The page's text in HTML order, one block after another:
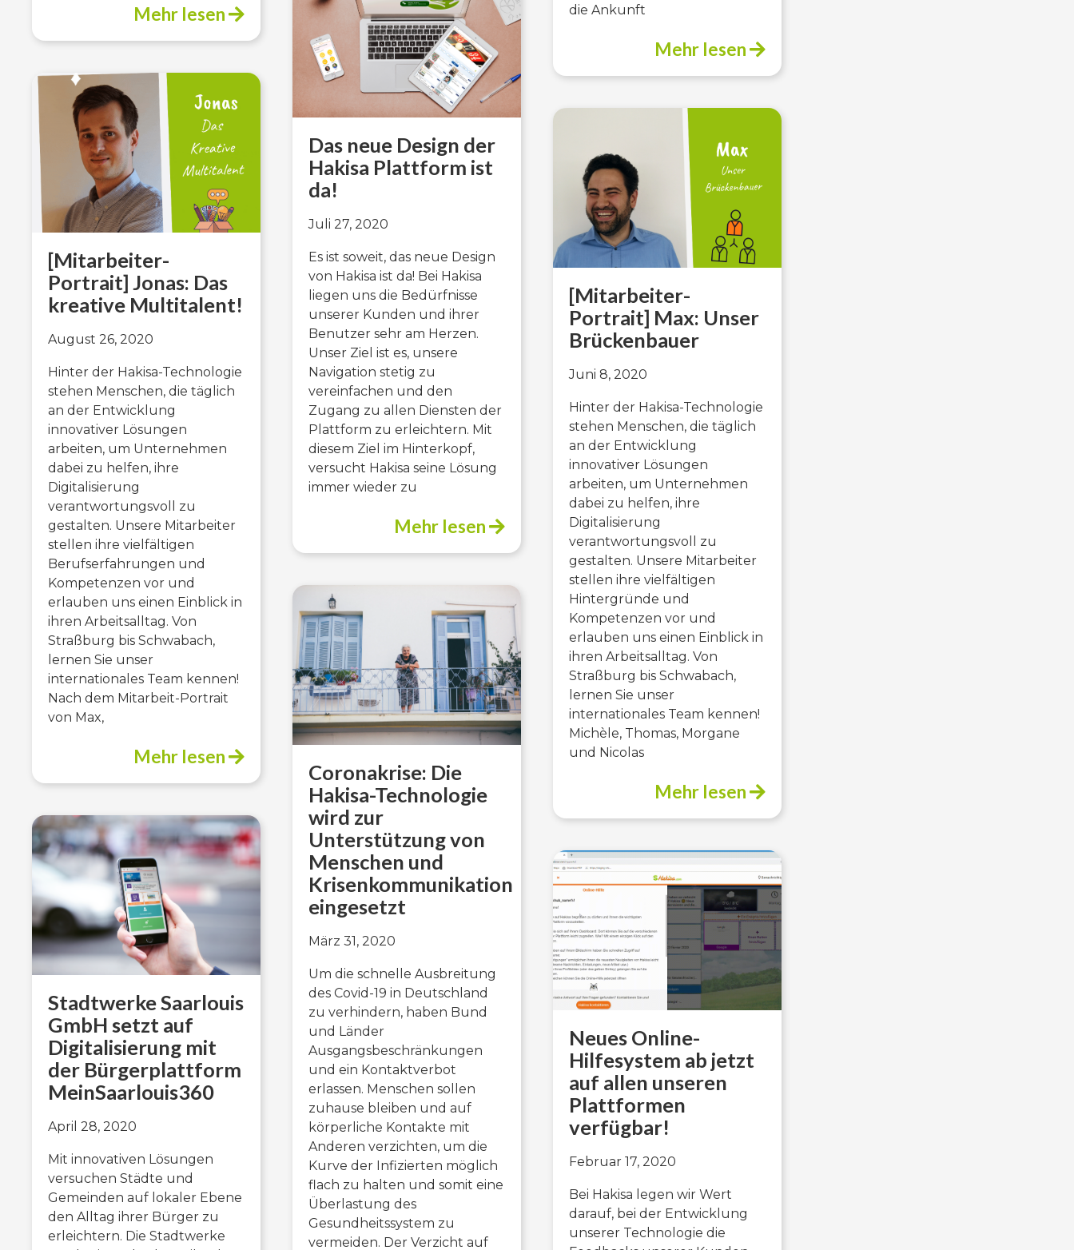
Mehr lesen
die Ankunft
Mehr lesen
[Mitarbeiter-
Portrait] Jonas: Das
kreative Multitalent!
August 26, 2020
Hinter der Hakisa-Technologie
stehen Menschen, die täglich
an der Entwicklung
innovativer Lösungen
arbeiten, um Unternehmen
dabei zu helfen, ihre
Digitalisierung
verantwortungsvoll zu
gestalten. Unsere Mitarbeiter
stellen ihre vielfältigen
Berufserfahrungen und
Kompetenzen vor und
erlauben uns einen Einblick in
ihren Arbeitsalltag. Von
Straßburg bis Schwabach,
lernen Sie unser
internationales Team kennen!
Nach dem Mitarbeit-Portrait
von Max,
Mehr lesen
Das neue Design der
Hakisa Plattform ist
da!
Juli 27, 2020
Es ist soweit, das neue Design
von Hakisa ist da! Bei Hakisa
liegen uns die Bedürfnisse
unserer Kunden und ihrer
Benutzer sehr am Herzen.
Unser Ziel ist es, unsere
Navigation stetig zu
vereinfachen und den
Zugang zu allen Diensten der
Plattform zu erleichtern. Mit
diesem Ziel im Hinterkopf,
versucht Hakisa seine Lösung
immer wieder zu
Mehr lesen
[Mitarbeiter-
Portrait] Max: Unser
Brückenbauer
Juni 8, 2020
Hinter der Hakisa-Technologie
stehen Menschen, die täglich
an der Entwicklung
innovativer Lösungen
arbeiten, um Unternehmen
dabei zu helfen, ihre
Digitalisierung
verantwortungsvoll zu
gestalten. Unsere Mitarbeiter
stellen ihre vielfältigen
Hintergründe und
Kompetenzen vor und
erlauben uns einen Einblick in
ihren Arbeitsalltag. Von
Straßburg bis Schwabach,
lernen Sie unser
internationales Team kennen!
Michèle, Thomas, Morgane
und Nicolas
Mehr lesen
Stadtwerke Saarlouis
GmbH setzt auf
Digitalisierung mit
der Bürgerplattform
MeinSaarlouis360
April 28, 2020
Mit innovativen Lösungen
versuchen Städte und
Gemeinden auf lokaler Ebene
den Alltag ihrer Bürger zu
erleichtern. Die Stadtwerke
Coronakrise: Die
Hakisa-Technologie
wird zur
Unterstützung von
Menschen und
Krisenkommunikation
eingesetzt
März 31, 2020
Um die schnelle Ausbreitung
des Covid-19 in Deutschland
zu verhindern, haben Bund
und Länder
Ausgangsbeschränkungen
und ein Kontaktverbot
erlassen. Menschen sollen
zuhause bleiben und auf
körperliche Kontakte mit
Anderen verzichten, um die
Kurve der Infizierten möglich
flach zu halten und somit eine
Überlastung des
Gesundheitssystem zu
vermeiden. Der Verzicht auf
Neues Online-
Hilfesystem ab jetzt
auf allen unseren
Plattformen
verfügbar!
Februar 17, 2020
Bei Hakisa legen wir Wert
darauf, bei der Entwicklung
unserer Technologie die